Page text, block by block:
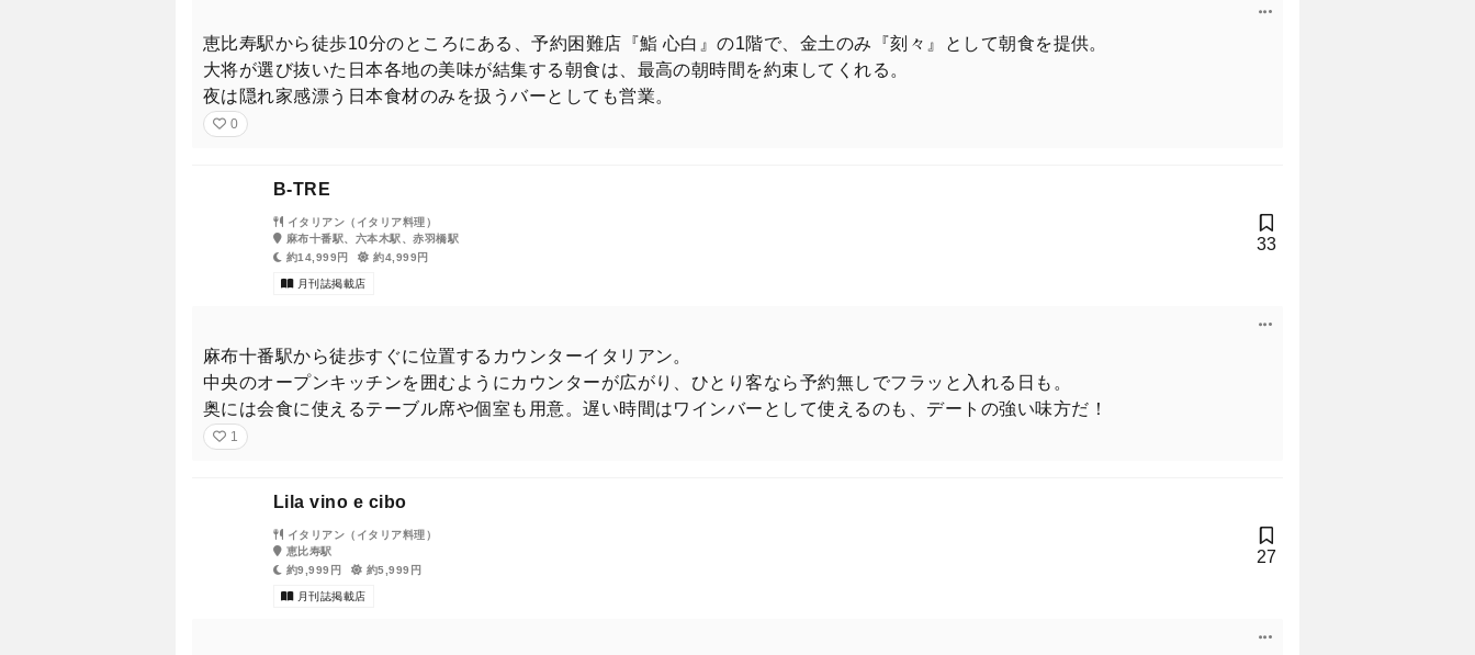
たいと思う。
2025年、あなたのグルメのステージはまたひとつ、上がるのだ。
恵比寿駅から徒歩10分のところにある、予約困難店『鮨 心白』の1階で、金土のみ『刻々』として朝食を提供。
大将が選び抜いた日本各地の美味が結集する朝食は、最高の朝時間を約束してくれる。
夜は隠れ家感漂う日本食材のみを扱うバーとしても営業。
0
B-TRE
イタリアン（イタリア料理）
麻布十番駅、六本木駅、赤羽橋駅
約14,999円
約4,999円
月刊誌掲載店
33
麻布十番駅から徒歩すぐに位置するカウンターイタリアン。
中央のオープンキッチンを囲むようにカウンターが広がり、ひとり客なら予約無しでフラッと入れる日も。
奥には会食に使えるテーブル席や個室も用意。遅い時間はワインバーとして使えるのも、デートの強い味方だ！
1
Lila vino e cibo
イタリアン（イタリア料理）
恵比寿駅
約9,999円
約5,999円
月刊誌掲載店
27